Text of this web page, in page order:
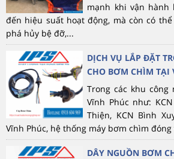
mạnh khi vận hành
đến hiệu suất hoạt động, mà còn có
phá hủy bệ đỡ,...
DỊCH VỤ LẮP ĐẶT
CHO BƠM CHÌM TẠI
Trong các khu
Vĩnh Phúc như:
Thiện, KCN Bình
Vĩnh Phúc, hệ thống máy bơm chìm
DÂY NGUỒN BƠM